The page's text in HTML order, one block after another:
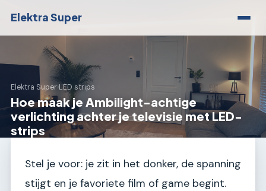
Elektra Super
Elektra Super›LED strips
Hoe maak je Ambilight-achtige
verlichting achter je televisie met LED-
strips
Stel je voor: je zit in het donker, de spanning
stijgt en je favoriete film of game begint.